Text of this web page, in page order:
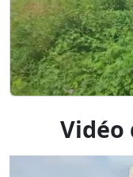
Vidéo